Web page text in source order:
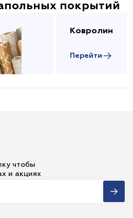
покрытий
Ковролин
Перейти
чтобы
и акциях